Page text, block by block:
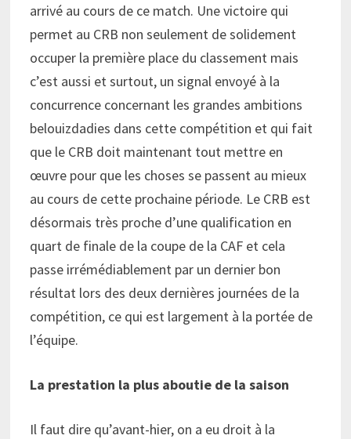
arrivé au cours de ce match. Une victoire qui
permet au CRB non seulement de solidement
occuper la première place du classement mais
c’est aussi et surtout, un signal envoyé à la
concurrence concernant les grandes ambitions
belouizdadies dans cette compétition et qui fait
que le CRB doit maintenant tout mettre en
œuvre pour que les choses se passent au mieux
au cours de cette prochaine période. Le CRB est
désormais très proche d’une qualification en
quart de finale de la coupe de la CAF et cela
passe irrémédiablement par un dernier bon
résultat lors des deux dernières journées de la
compétition, ce qui est largement à la portée de
l’équipe.
La prestation la plus aboutie de la saison
Il faut dire qu’avant-hier, on a eu droit à la